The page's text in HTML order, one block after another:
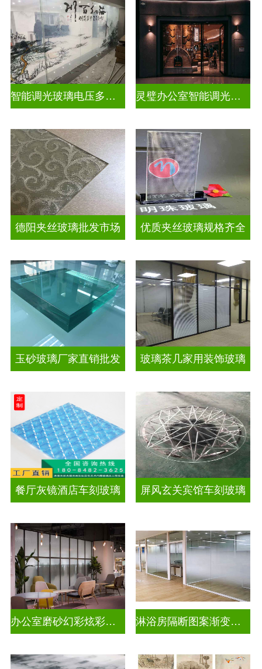
智能调光玻璃电压多少合适 灵璧办公室智能调光玻璃厂商
德阳夹丝玻璃批发市场 优质夹丝玻璃规格齐全
玉砂玻璃厂家直销批发 玻璃茶几家用装饰玻璃
餐厅灰镜酒店车刻玻璃 屏风玄关宾馆车刻玻璃
办公室磨砂幻彩炫彩渐变玻璃 淋浴房隔断图案渐变玻璃